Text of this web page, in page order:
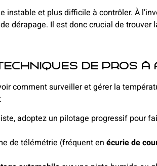
instable et plus difficile à contrôler. À
dérapage. Il est donc crucial de
de pros à
comment surveiller et gérer la
:
adoptez un pilotage progressif pour
de télémétrie (fréquent en écurie de